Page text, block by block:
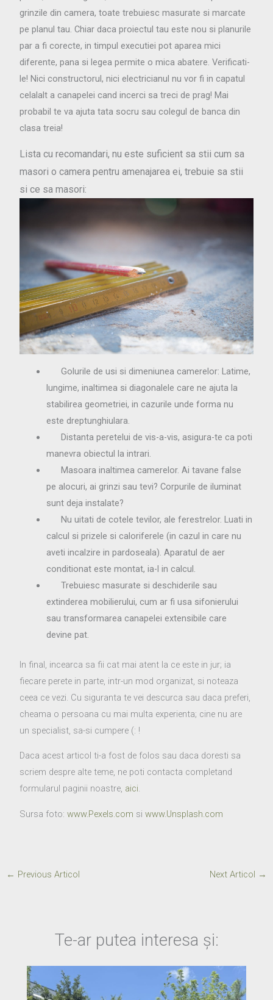
grinzile din camera, toate trebuiesc masurate si marcate
pe planul tau. Chiar daca proiectul tau este nou si planurile
par a fi corecte, in timpul executiei pot aparea mici
diferente, pana si legea permite o mica abatere. Verificati-
le! Nici constructorul, nici electricianul nu vor fi in capatul
celalalt a canapelei cand incerci sa treci de prag! Mai
probabil te va ajuta tata socru sau colegul de banca din
clasa treia!
Lista cu recomandari, nu este suficient sa stii cum sa
masori o camera pentru amenajarea ei, trebuie sa stii
si ce sa masori:
Golurile de usi si dimeniunea camerelor: Latime,
lungime, inaltimea si diagonalele care ne ajuta la
stabilirea geometriei, in cazurile unde forma nu
este dreptunghiulara.
Distanta peretelui de vis-a-vis, asigura-te ca poti
manevra obiectul la intrari.
Masoara inaltimea camerelor. Ai tavane false
pe alocuri, ai grinzi sau tevi? Corpurile de iluminat
sunt deja instalate?
Nu uitati de cotele tevilor, ale ferestrelor. Luati in
calcul si prizele si caloriferele (in cazul in care nu
aveti incalzire in pardoseala). Aparatul de aer
conditionat este montat, ia-l in calcul.
Trebuiesc masurate si deschiderile sau
extinderea mobilierului, cum ar fi usa sifonierului
sau transformarea canapelei extensibile care
devine pat.
In final, incearca sa fii cat mai atent la ce este in jur; ia
fiecare perete in parte, intr-un mod organizat, si noteaza
ceea ce vezi. Cu siguranta te vei descurca sau daca preferi,
cheama o persoana cu mai multa experienta; cine nu are
un specialist, sa-si cumpere (: !
Daca acest articol ti-a fost de folos sau daca doresti sa
scriem despre alte teme, ne poti contacta completand
formularul paginii noastre, aici.
Sursa foto:www.Pexels.com siwww.Unsplash.com
← Previous Articol Next Articol →
Te-ar putea interesa și: